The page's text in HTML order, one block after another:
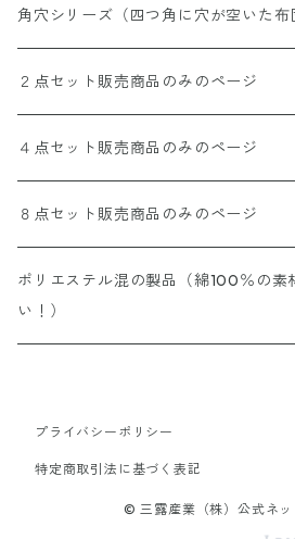
角穴シリーズ（四つ角に穴が空いた布
２点セット販売商品のみのページ
４点セット販売商品のみのページ
８点セット販売商品のみのページ
ポリエステル混の製品（綿100％の素
い！）
プライバシーポリシー
特定商取引法に基づく表記
© 三露産業（株）公式ネッ